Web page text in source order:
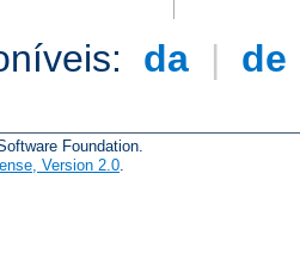
da | de
Foundation.
Version 2.0